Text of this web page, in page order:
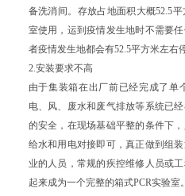
备洗消间。存放占地面积大概52.5
室使用，运到疫情发生地时不需要
者疫情发生地都会有52.5平方米左右
2.安装要求不高
由于集装箱在出厂前已经完成了单
电、风、废水和废气排放等系统已
的安全，在现场基础平整的条件下
给水和用电对接即可，真正做到组
业的人员，常规的疾控维修人员或
起来成为一个完整的箱式PCR实验室。